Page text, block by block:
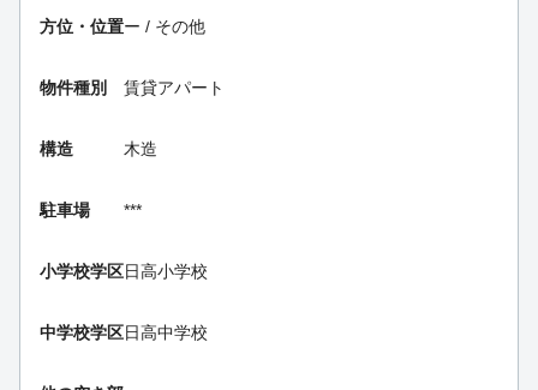
方位・位置ー / その他
物件種別 賃貸アパート
構造 木造
駐車場 ***
小学校学区日高小学校
中学校学区日高中学校